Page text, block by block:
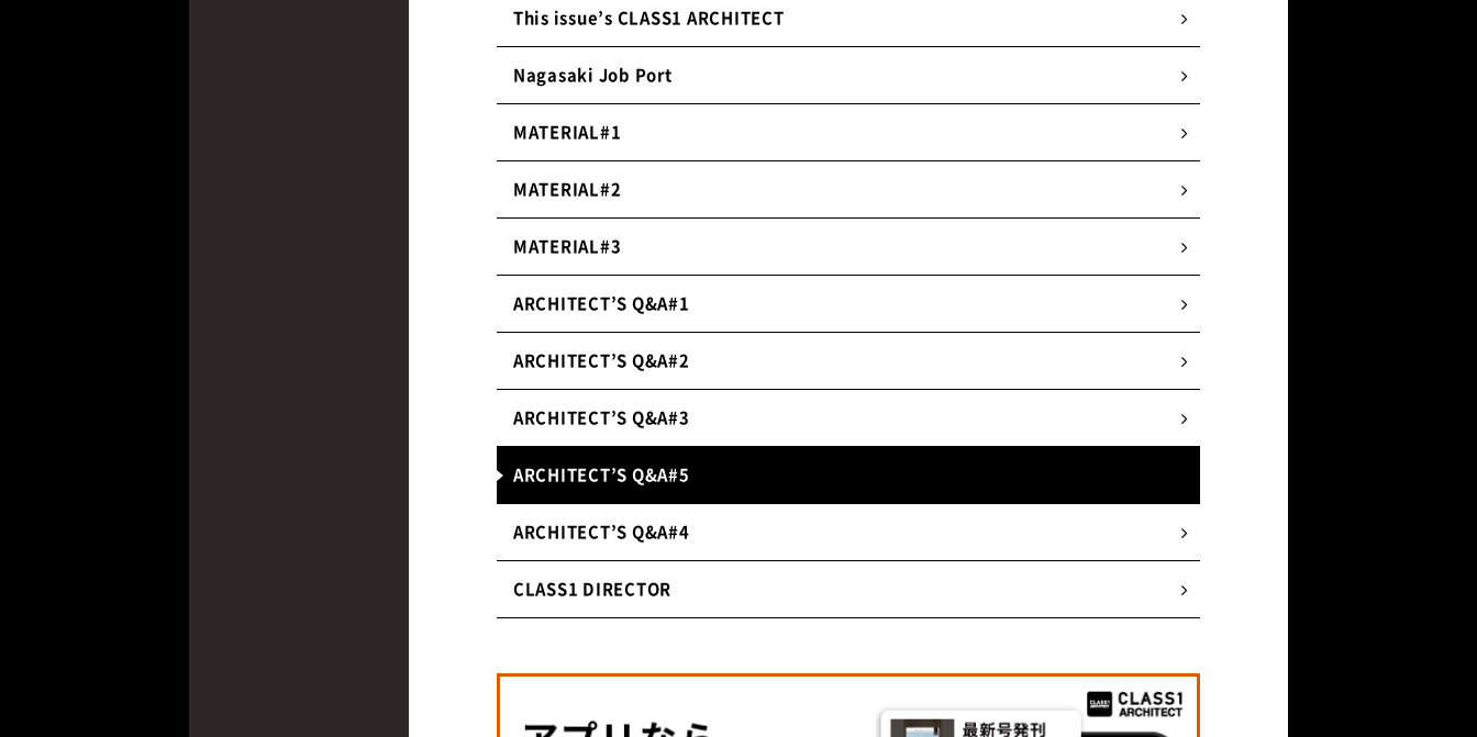
This issue’s CLASS1 ARCHITECT
Nagasaki Job Port
MATERIAL#1
MATERIAL#2
MATERIAL#3
ARCHITECT’S Q&A#1
ARCHITECT’S Q&A#2
ARCHITECT’S Q&A#3
ARCHITECT’S Q&A#5
ARCHITECT’S Q&A#4
CLASS1 DIRECTOR